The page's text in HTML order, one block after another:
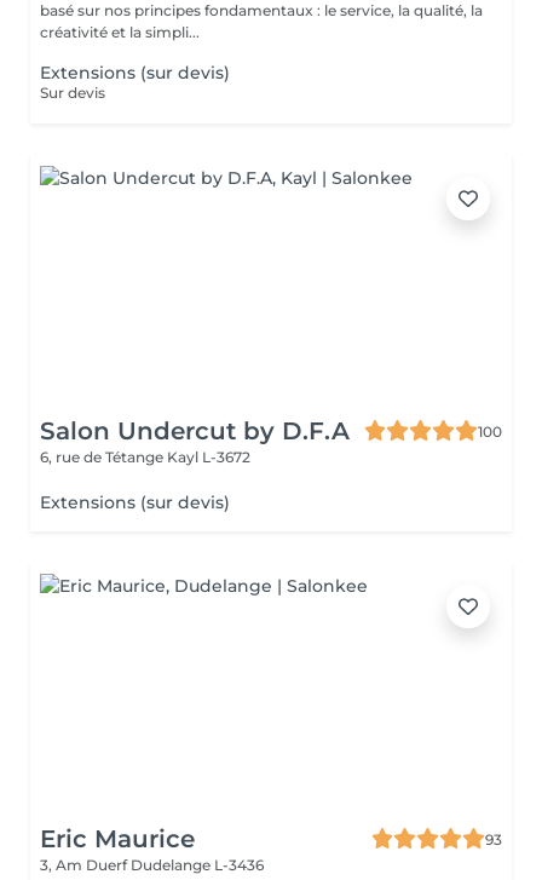
basé sur nos principes fondamentaux : le service, la qualité, la
créativité et la simpli...
Extensions (sur devis)
Sur devis
Salon Undercut by D.F.A
100
6, rue de Tétange Kayl L-3672
Extensions (sur devis)
Eric Maurice
93
3, Am Duerf Dudelange L-3436